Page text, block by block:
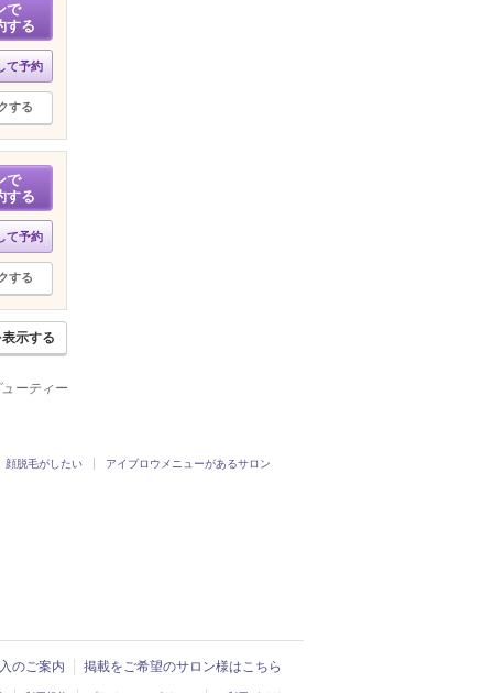
で
する
て予約
する
で
する
て予約
する
示する
ーティー
顔脱毛がしたい アイブロウメニューがあるサロン
のご案内 掲載をご希望のサロン様はこちら